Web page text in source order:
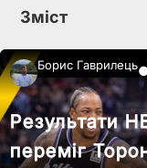
Зміст
Борис Гаврилець
Результати
переміг